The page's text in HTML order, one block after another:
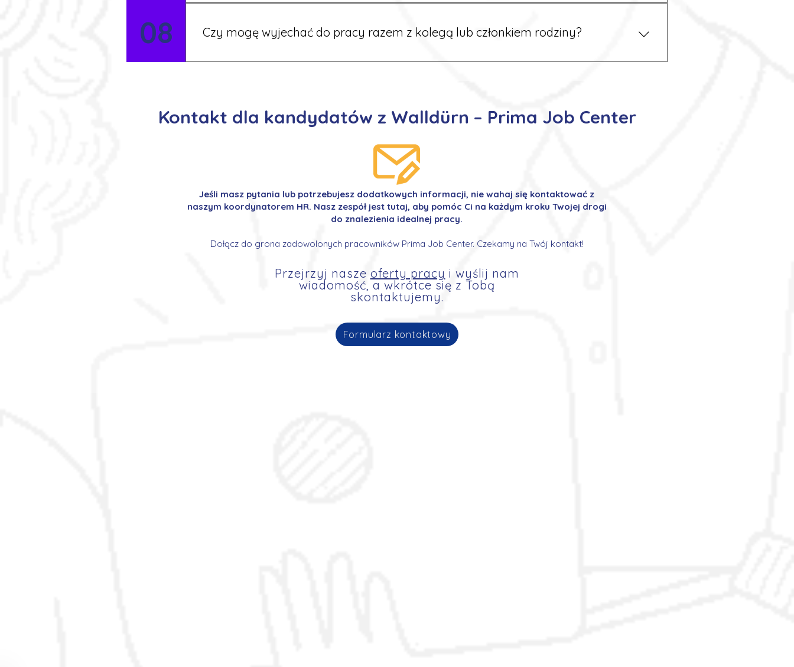
Każdy pracownik otrzymuje ubezpieczenie zdrowotne zgodne z niemieckim prawem. Dzięki temu
08 Czy mogę wyjechać do pracy razem z kolegą lub członkiem rodziny?
Tak, istnieje możliwość wspólnego wyjazdu. Wystarczy poinformować nas o tym podczas rekrutacji, a
Kontakt dla kandydatów z Walldürn – Prima Job Center
Jeśli masz pytania lub potrzebujesz dodatkowych informacji, nie wahaj się kontaktować z
naszym koordynatorem HR. Nasz zespół jest tutaj, aby pomóc Ci na każdym kroku Twojej drogi
do znalezienia idealnej pracy.
Dołącz do grona zadowolonych pracowników Prima Job Center. Czekamy na Twój kontakt!
Przejrzyj nasze oferty pracy i wyślij nam
wiadomość, a wkrótce się z Tobą
skontaktujemy.
Formularz kontaktowy